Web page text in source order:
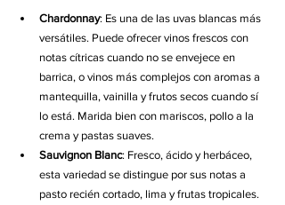
Chardonnay: Es una de las uvas blancas más
versátiles. Puede ofrecer vinos frescos con
notas cítricas cuando no se envejece en
barrica, o vinos más complejos con aromas a
mantequilla, vainilla y frutos secos cuando sí
lo está. Marida bien con mariscos, pollo a la
crema y pastas suaves.
Sauvignon Blanc: Fresco, ácido y herbáceo,
esta variedad se distingue por sus notas a
pasto recién cortado, lima y frutas tropicales.